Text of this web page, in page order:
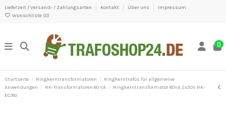
Lieferzeit / Versand- / Zahlungsarten Kontakt Über uns
Impressum
Wunschliste (0)
0
Startseite Ringkerntransformatoren
Ringkerntrafos für allgemeine
Anwendungen
RK-Transformatoren 80 VA
Ringkerntransformator 80VA 2x30V RK-
EC/80